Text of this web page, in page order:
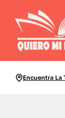
Encuentra La